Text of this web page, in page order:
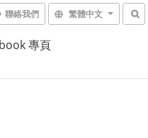
聯絡我們 繁體中文
專頁